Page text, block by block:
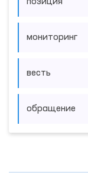
мониторинг
весть
обращение